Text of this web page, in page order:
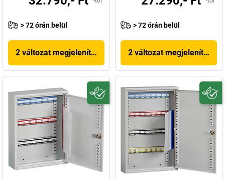
> 72 órán belül
2 változat megjelenítése
> 72 órán belül
2 változat megjelenítése